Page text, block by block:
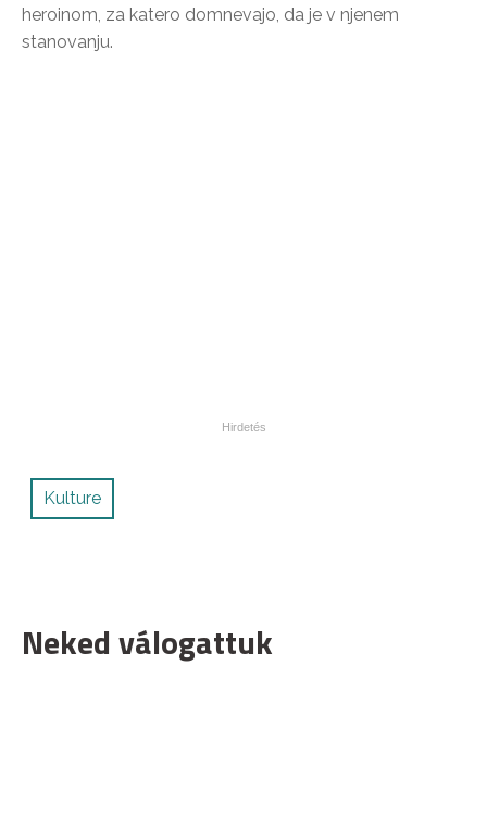
heroinom, za katero domnevajo, da je v njenem
stanovanju.
Kulture
Neked válogattuk